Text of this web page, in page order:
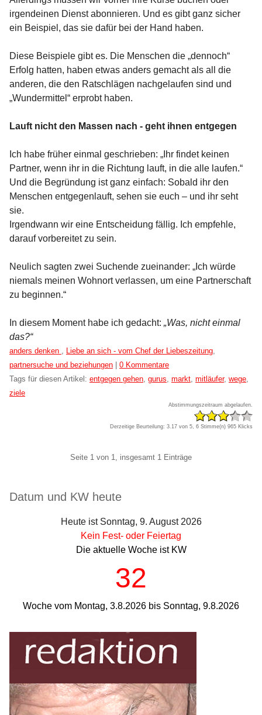
irgendeinen Dienst abonnieren. Und es gibt ganz sicher
ein Beispiel, das sie dafür bei der Hand haben.
Diese Beispiele gibt es. Die Menschen die „dennoch“
Erfolg hatten, haben etwas anders gemacht als all die
anderen, die den Ratschlägen nachgelaufen sind und
„Wundermittel“ erprobt haben.
Lauft nicht den Massen nach - geht ihnen entgegen
Ich habe früher einmal geschrieben: „Ihr findet keinen
Partner, wenn ihr in die Richtung lauft, in die alle laufen.“
Und die Begründung ist ganz einfach: Sobald ihr den
Menschen entgegenlauft, sehen sie euch – und ihr seht
sie.
Irgendwann wir eine Entscheidung fällig. Ich empfehle,
darauf vorbereitet zu sein.
Neulich sagten zwei Suchende zueinander: „Ich würde
niemals meinen Wohnort verlassen, um eine Partnerschaft
zu beginnen.“
In diesem Moment habe ich gedacht: „Was, nicht einmal
das?“
Kategorien:
anders denken , Liebe an sich - vom Chef der Liebeszeitung,
partnersuche und beziehungen
0 Kommentare
Tags für diesen Artikel: entgegen gehen, gurus, markt, mitläufer, wege,
ziele
Abstimmungszeitraum abgelaufen.
Derzeitige Beurteilung: 3.17 von 5, 6 Stimme(n) 965 Klicks
Seite 1 von 1, insgesamt 1 Einträge
Seitenleiste
Datum und KW heute
Heute ist Sonntag, 9. August 2026
Kein Fest- oder Feiertag
Die aktuelle Woche ist KW
32
Woche vom Montag, 3.8.2026 bis Sonntag, 9.8.2026